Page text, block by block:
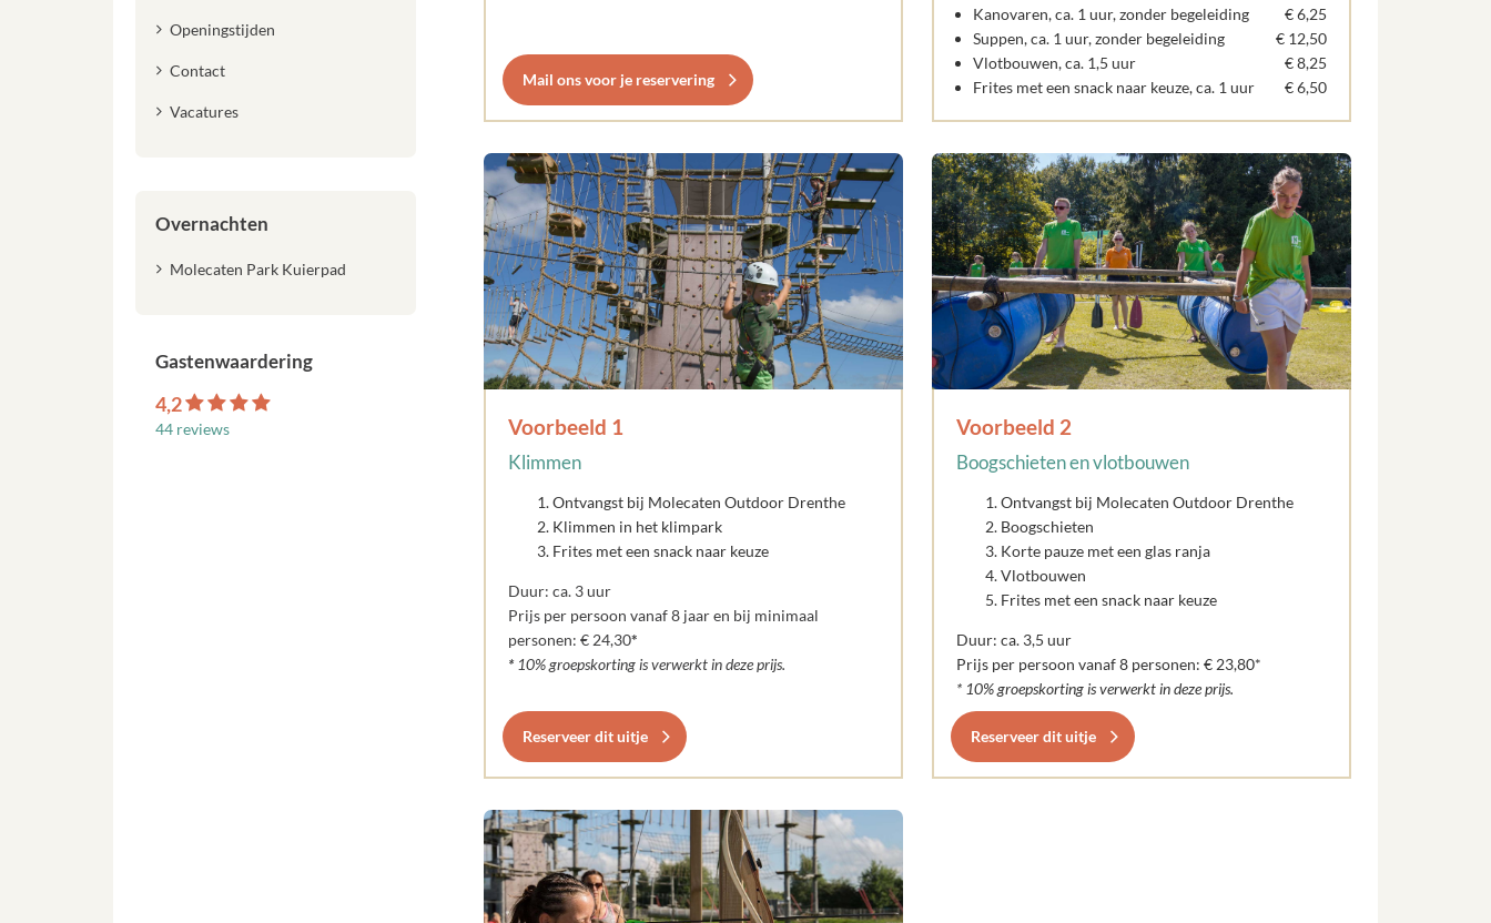
Mail ons voor je reservering
Kanovaren, ca. 1 uur, zonder begeleiding
€ 6,25
Suppen, ca. 1 uur, zonder begeleiding
€ 12,50
Vlotbouwen, ca. 1,5 uur
€ 8,25
Frites met een snack naar keuze, ca. 1 uur
€ 6,50
Voorbeeld 1
Klimmen
Ontvangst bij Molecaten Outdoor Drenthe
Klimmen in het klimpark
Frites met een snack naar keuze
Duur: ca. 3 uur
Prijs per persoon vanaf 8 jaar en bij minimaal
personen: € 24,30*
*10% groepskorting is verwerkt in deze prijs.
Reserveer dit uitje
Voorbeeld 2
Boogschieten en vlotbouwen
Ontvangst bij Molecaten Outdoor Drenthe
Boogschieten
Korte pauze met een glas ranja
Vlotbouwen
Frites met een snack naar keuze
Duur: ca. 3,5 uur
Prijs per persoon vanaf 8 personen: € 23,80*
* 10% groepskorting is verwerkt in deze prijs.
Reserveer dit uitje
Openingstijden
Contact
Vacatures
Overnachten
Molecaten Park Kuierpad
Gastenwaardering
4,2
44 reviews